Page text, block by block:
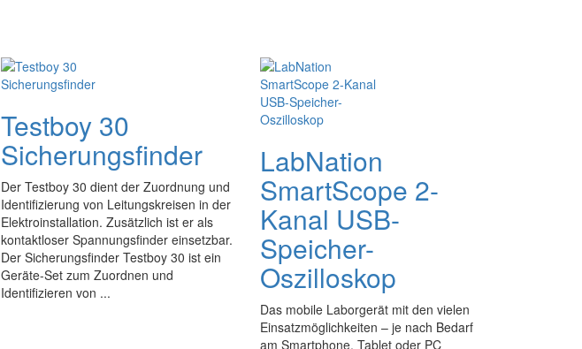
Testboy 30
Sicherungsfinder
Der Testboy 30 dient der Zuordnung und
Identifizierung von Leitungskreisen in der
Elektroinstallation. Zusätzlich ist er als
kontaktloser Spannungsfinder einsetzbar.
Der Sicherungsfinder Testboy 30 ist ein
Geräte-Set zum Zuordnen und
Identifizieren von ...
LabNation
SmartScope 2-
Kanal USB-
Speicher-
Oszilloskop
Das mobile Laborgerät mit den vielen
Einsatzmöglichkeiten – je nach Bedarf
am Smartphone, Tablet oder PC